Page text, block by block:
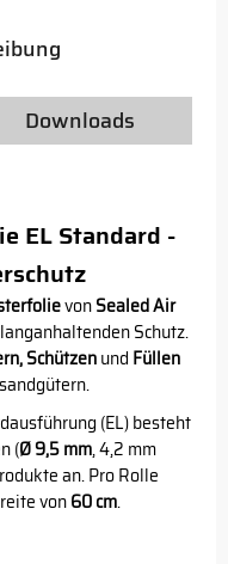
Downloads
EL Standard -
vonSealed Air
Schutz.
Schützenund Füllen
(EL) besteht
(Ø 9,5 mm, 4,2 mm
an. Pro Rolle
von60 cm.